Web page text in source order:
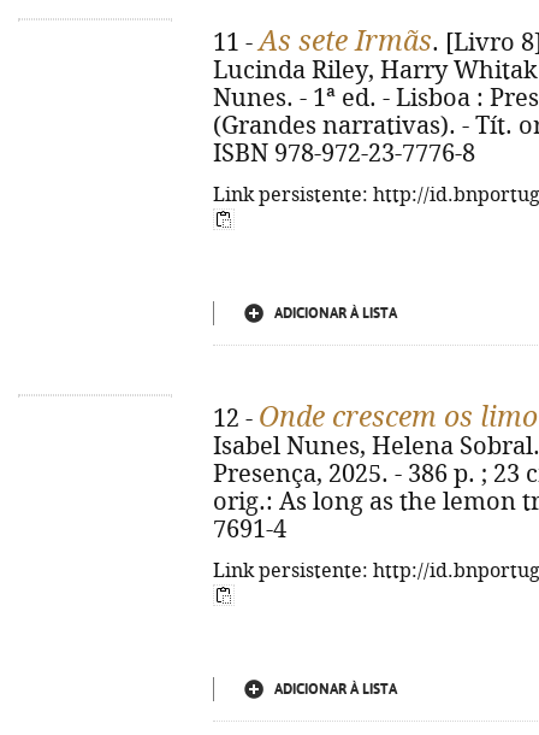
11 -As sete Irmãs. [Livro
Lucinda Riley, Harry
Nunes. - 1ª ed. - Lisboa :
(Grandes narrativas). - Tít.
ISBN 978-972-23-7776-8
Link persistente: http://
ADICIONAR À LISTA
12 - Onde crescem os
Isabel Nunes, Helena
Presença, 2025. - 386 p. ;
orig.: As long as the lemon
7691-4
Link persistente: http://
ADICIONAR À LISTA